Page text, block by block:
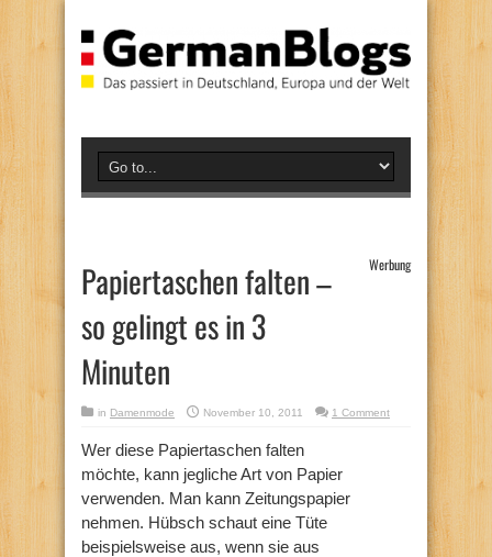
Papiertaschen falten –
so gelingt es in 3
Minuten
Werbung
in Damenmode November 10, 2011 1 Comment
Wer diese Papiertaschen falten
möchte, kann jegliche Art von Papier
verwenden. Man kann Zeitungspapier
nehmen. Hübsch schaut eine Tüte
beispielsweise aus, wenn sie aus